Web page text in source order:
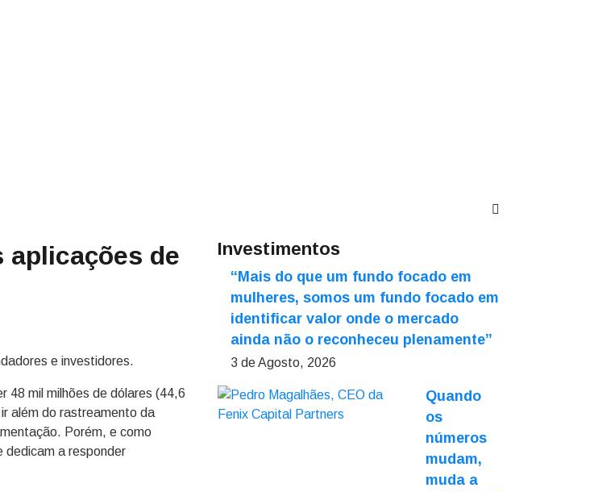
aplicações de
e investidores.
48 mil milhões de dólares (44,6
além do rastreamento da
Porém, e como
dedicam a responder
Investimentos
“Mais do que um fundo focado em
mulheres, somos um fundo focado em
identificar valor onde o mercado
ainda não o reconheceu plenamente”
3 de Agosto, 2026
Quando
os
números
mudam,
muda a